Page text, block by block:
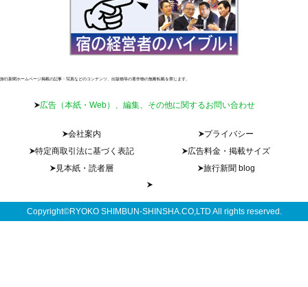
旅行新聞ホームページ掲載の記事・写真などのコンテンツ、出版物等の著作物の無断転載を禁じます。
広告（本紙・Web）、編集、その他に関するお問い合わせ
会社案内
プライバシー
特定商取引法に基づく表記
広告料金・掲載サイズ
見本紙・読者層
旅行新聞 blog
Copyright©RYOKO SHIMBUN-SHINSHA.CO,LTD All rights reserved.